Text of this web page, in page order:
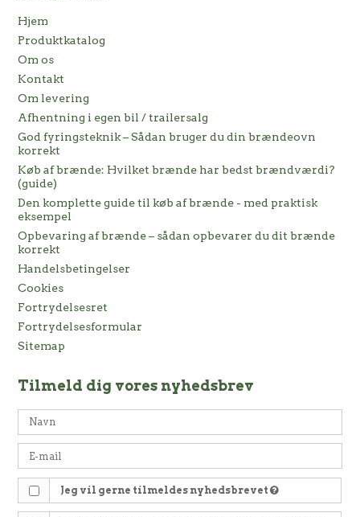
Hjem
Produktkatalog
Om os
Kontakt
Om levering
Afhentning i egen bil / trailersalg
God fyringsteknik – Sådan bruger du din brændeovn
korrekt
Køb af brænde: Hvilket brænde har bedst brændværdi?
(guide)
Den komplette guide til køb af brænde - med praktisk
eksempel
Opbevaring af brænde – sådan opbevarer du dit brænde
korrekt
Handelsbetingelser
Cookies
Fortrydelsesret
Fortrydelsesformular
Sitemap
Tilmeld dig vores nyhedsbrev
Jeg vil gerne tilmeldes nyhedsbrevet